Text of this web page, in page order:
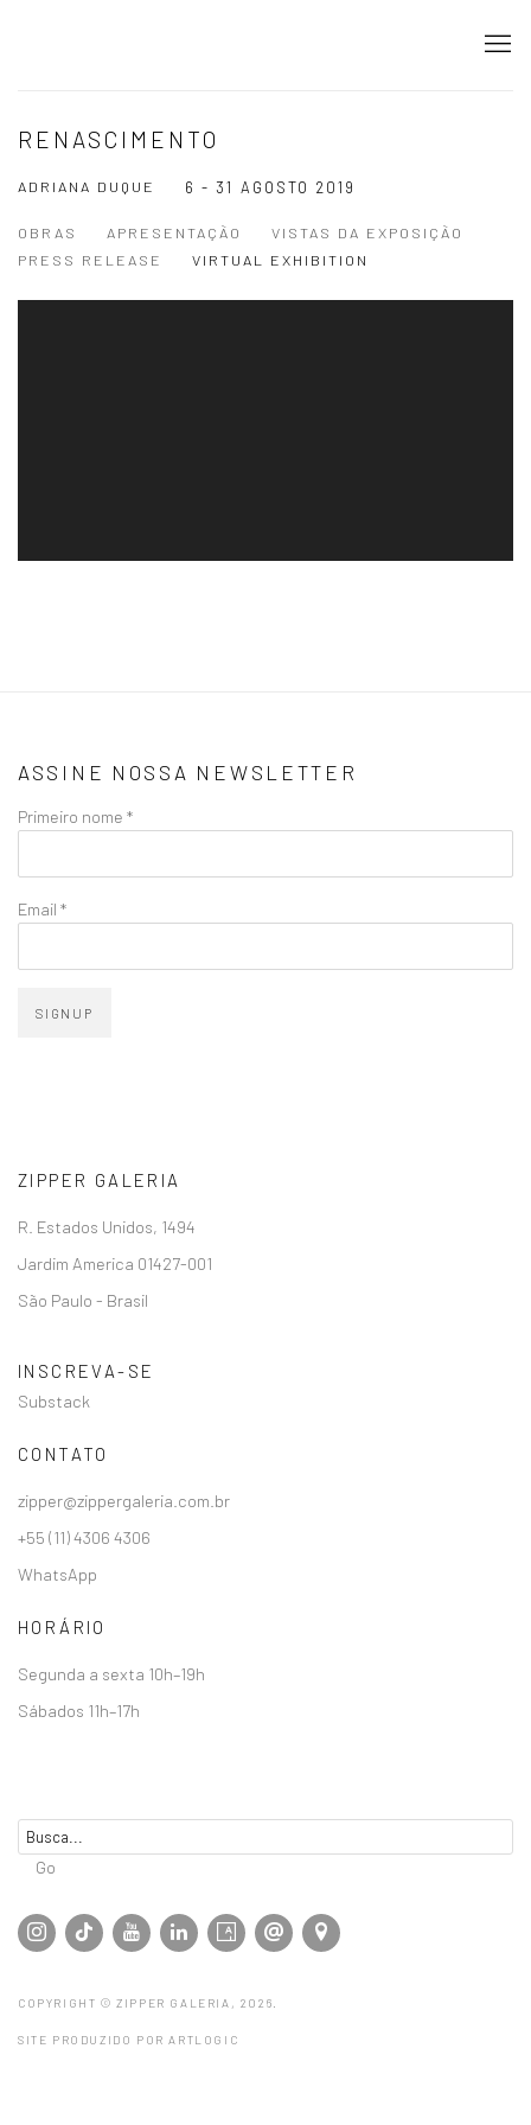
RENASCIMENTO
ADRIANA DUQUE 6 - 31 AGOSTO 2019
OBRAS APRESENTAÇÃO
VISTAS DA EXPOSIÇÃO
PRESS RELEASE
VIRTUAL EXHIBITION
ASSINE NOSSA NEWSLETTER
Primeiro nome *
Email *
SIGNUP
ZIPPER GALERIA
R. Estados Unidos, 1494
Jardim America 01427-001
São Paulo - Brasil
INSCREVA-SE
Substack
CONTATO
zipper@zippergaleria.com.br
+55 (11) 4306 4306
WhatsApp
HORÁRIO
Segunda a sexta 10h–19h
Sábados 11h–17h
Go
COPYRIGHT © ZIPPER GALERIA, 2026.
SITE PRODUZIDO POR ARTLOGIC